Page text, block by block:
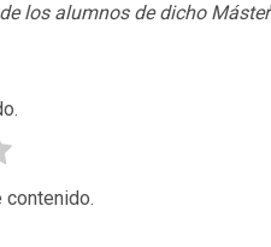
los alumnos de dicho Máster
contenido.